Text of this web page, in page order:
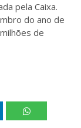
pela Caixa.
do ano de
de